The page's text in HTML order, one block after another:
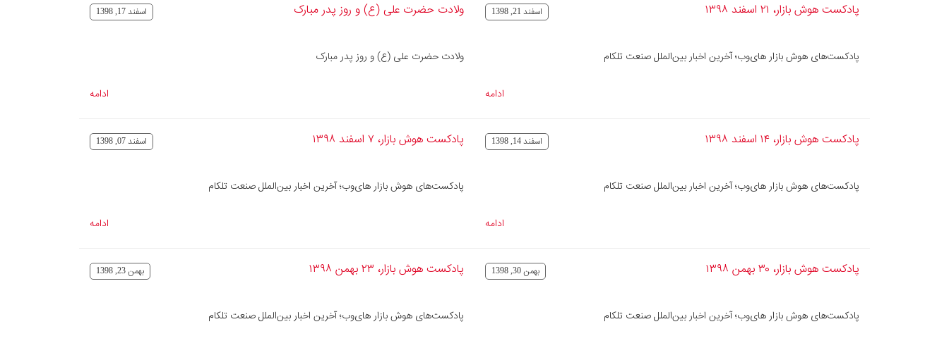
پادکست هوش بازار، ۲۱ اسفند ۱۳۹۸ اسفند 21, 1398
پادکست‌های هوش بازار های‌وب؛ آخرین اخبار بین‌الملل صنعت تلکام
ادامه
ولادت حضرت علی (ع) و روز پدر مبارک اسفند 17, 1398
ولادت حضرت علی (ع) و روز پدر مبارک
ادامه
پادکست هوش بازار، ۱۴ اسفند ۱۳۹۸ اسفند 14, 1398
پادکست‌های هوش بازار های‌وب؛ آخرین اخبار بین‌الملل صنعت تلکام
ادامه
پادکست هوش بازار، ۷ اسفند ۱۳۹۸ اسفند 07, 1398
پادکست‌های هوش بازار های‌وب؛ آخرین اخبار بین‌الملل صنعت تلکام
ادامه
پادکست هوش بازار، ۳۰ بهمن ۱۳۹۸ بهمن 30, 1398
پادکست‌های هوش بازار های‌وب؛ آخرین اخبار بین‌الملل صنعت تلکام
پادکست هوش بازار، ۲۳ بهمن ۱۳۹۸ بهمن 23, 1398
پادکست‌های هوش بازار های‌وب؛ آخرین اخبار بین‌الملل صنعت تلکام